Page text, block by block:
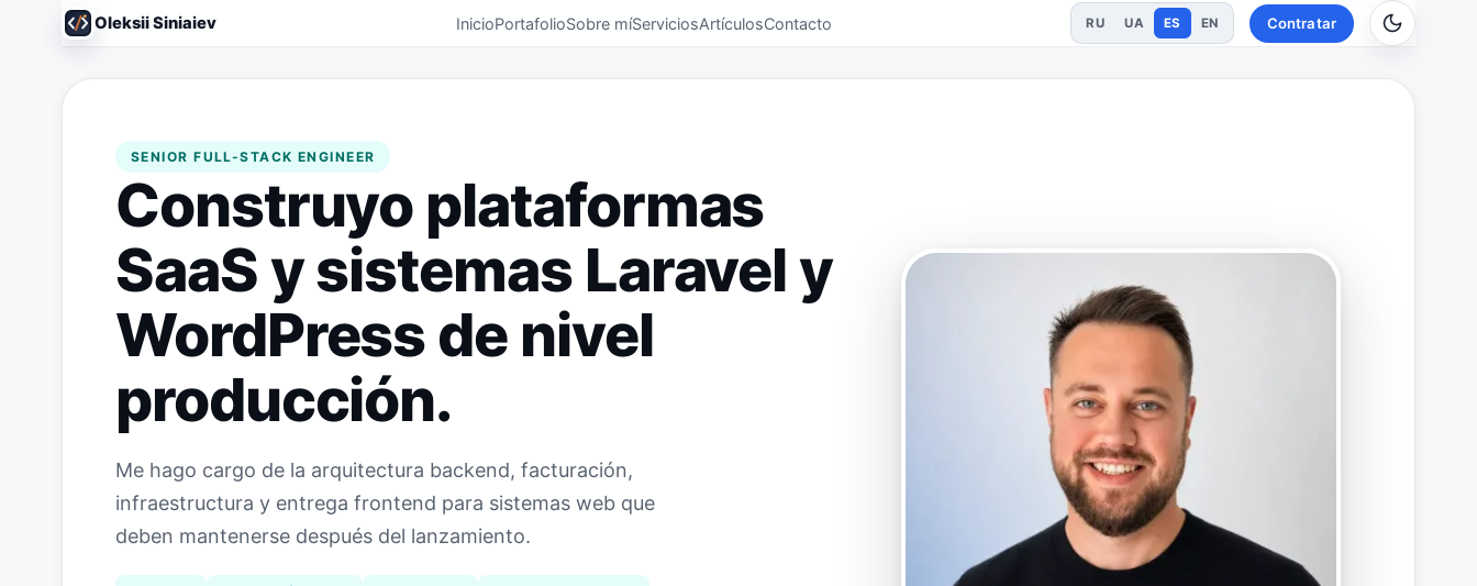
Oleksii Siniaiev InicioPortafolioSobre míServiciosArtículosContacto RU UA ES EN Contratar
SENIOR FULL-STACK ENGINEER
Construyo plataformas
SaaS y sistemas Laravel y
WordPress de nivel
producción.
Me hago cargo de la arquitectura backend, facturación,
infraestructura y entrega frontend para sistemas web que
deben mantenerse después del lanzamiento.